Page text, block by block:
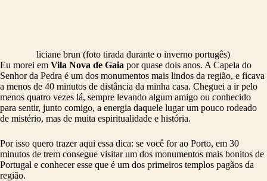
liciane brun (foto tirada durante o inverno portugês)
Eu morei em Vila Nova de Gaia por quase dois anos. A Capela do
Senhor da Pedra é um dos monumentos mais lindos da região, e ficava
a menos de 40 minutos de distância da minha casa. Cheguei a ir pelo
menos quatro vezes lá, sempre levando algum amigo ou conhecido
para sentir, junto comigo, a energia daquele lugar um pouco rodeado
de mistério, mas de muita espiritualidade e história.
Por isso quero trazer aqui essa dica: se você for ao Porto, em 30
minutos de trem consegue visitar um dos monumentos mais bonitos de
Portugal e conhecer esse que é um dos primeiros templos pagãos da
região.